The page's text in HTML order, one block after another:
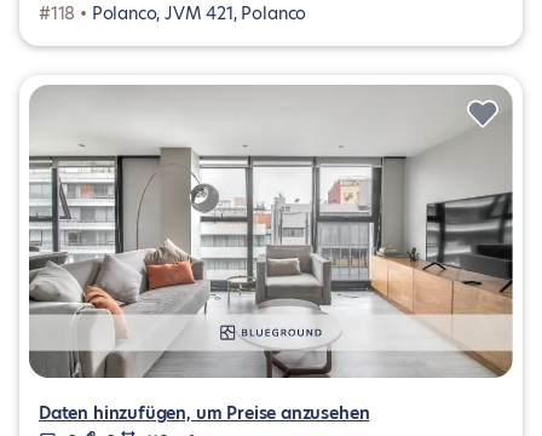
#118 • Polanco, JVM 421, Polanco
Daten hinzufügen, um Preise anzusehen